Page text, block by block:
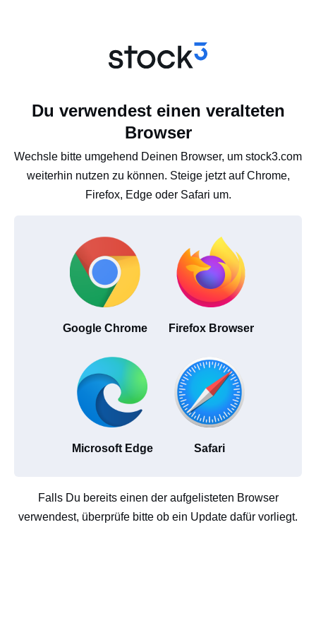
Du verwendest einen veralteten
Browser
Wechsle bitte umgehend Deinen Browser, um stock3.com
weiterhin nutzen zu können. Steige jetzt auf Chrome,
Firefox, Edge oder Safari um.
Google Chrome Firefox Browser
Microsoft Edge Safari
Falls Du bereits einen der aufgelisteten Browser
verwendest, überprüfe bitte ob ein Update dafür vorliegt.